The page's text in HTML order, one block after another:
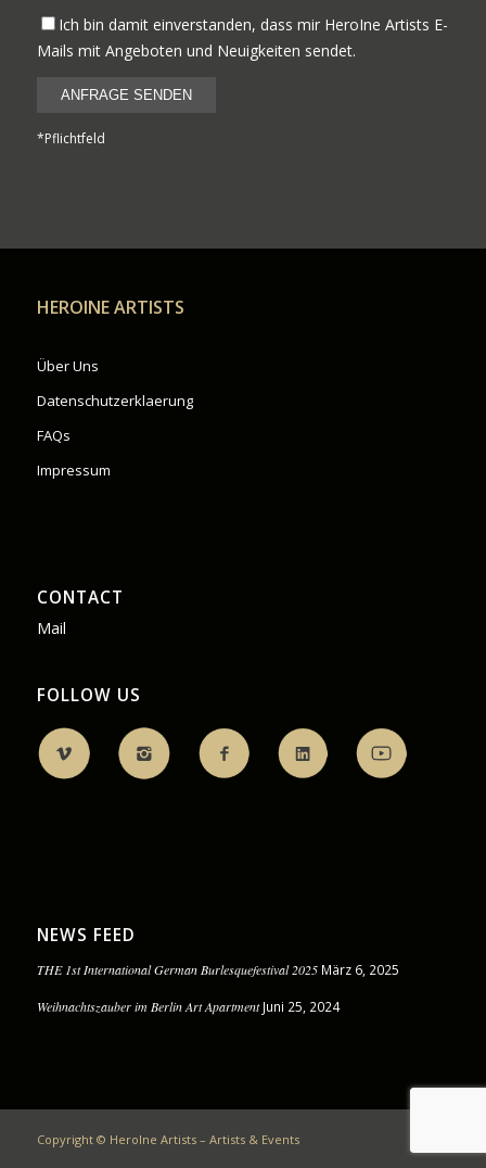
Ich bin damit einverstanden, dass mir HeroIne Artists E-
Mails mit Angeboten und Neuigkeiten sendet.
*Pflichtfeld
HEROINE ARTISTS
Über Uns
Datenschutzerklaerung
FAQs
Impressum
CONTACT
Mail
FOLLOW US
NEWS FEED
THE 1st International German Burlesquefestival 2025 März 6, 2025
Weihnachtszauber im Berlin Art Apartment Juni 25, 2024
Copyright © HeroIne Artists – Artists & Events